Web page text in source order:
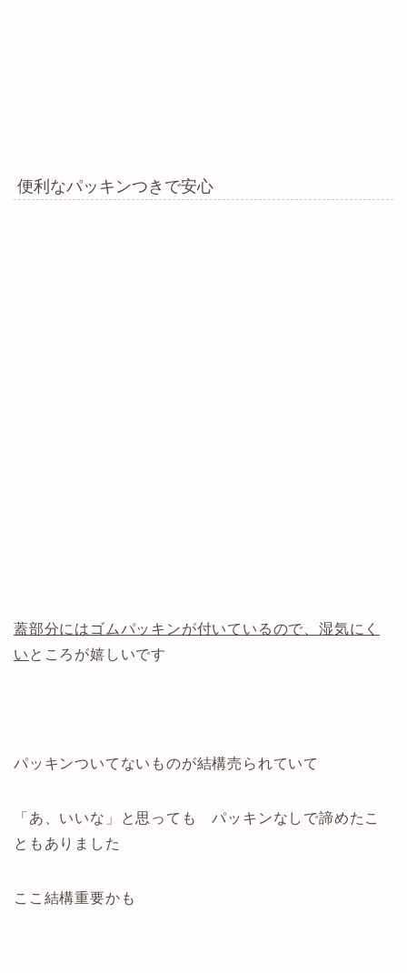
便利なパッキンつきで安心
蓋部分にはゴムパッキンが付いているので、湿気にく
い ところが嬉しいです
パッキンついてないものが結構売られていて
「あ、いいな」と思っても パッキンなしで諦めたこ
ともありました
ここ結構重要かも